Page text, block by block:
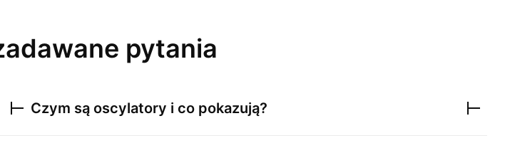
pytania
Czym są oscylatory i co pokazują?